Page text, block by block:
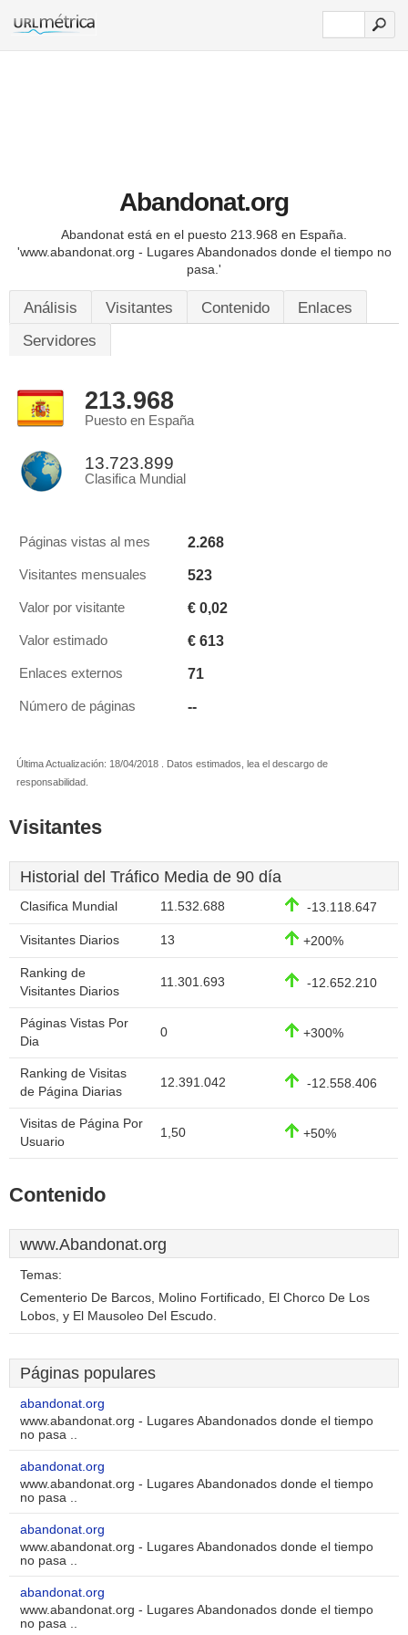
Abandonat.org
Abandonat está en el puesto 213.968 en España.
'www.abandonat.org - Lugares Abandonados donde el tiempo no
pasa.'
Análisis Visitantes Contenido
Enlaces
Servidores
213.968
Puesto en España
13.723.899
Clasifica Mundial
Páginas vistas al mes 2.268
Visitantes mensuales 523
Valor por visitante € 0,02
Valor estimado € 613
Enlaces externos 71
Número de páginas --
Última Actualización: 18/04/2018 . Datos estimados, lea el descargo de
responsabilidad.
Visitantes
Historial del Tráfico Media de 90 día
Clasifica Mundial 11.532.688 -13.118.647
Visitantes Diarios 13 +200%
Ranking de
Visitantes Diarios
11.301.693 -12.652.210
Páginas Vistas Por
Dia
0 +300%
Ranking de Visitas
de Página Diarias
12.391.042 -12.558.406
Visitas de Página Por
Usuario
1,50 +50%
Contenido
www.Abandonat.org
Temas:
Cementerio De Barcos, Molino Fortificado, El Chorco De Los
Lobos, y El Mausoleo Del Escudo.
Páginas populares
abandonat.org
www.abandonat.org - Lugares Abandonados donde el tiempo
no pasa ..
abandonat.org
www.abandonat.org - Lugares Abandonados donde el tiempo
no pasa ..
abandonat.org
www.abandonat.org - Lugares Abandonados donde el tiempo
no pasa ..
abandonat.org
www.abandonat.org - Lugares Abandonados donde el tiempo
no pasa ..